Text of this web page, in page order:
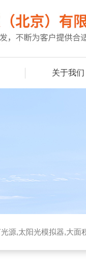
关于我们
源,太阳光模拟器,大面